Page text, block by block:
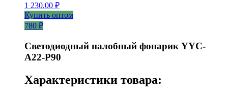
1 230.00 ₽
Купить оптом
780 ₽
Светодиодный налобный фонарик YYC-
A22-P90
Характеристики товара: